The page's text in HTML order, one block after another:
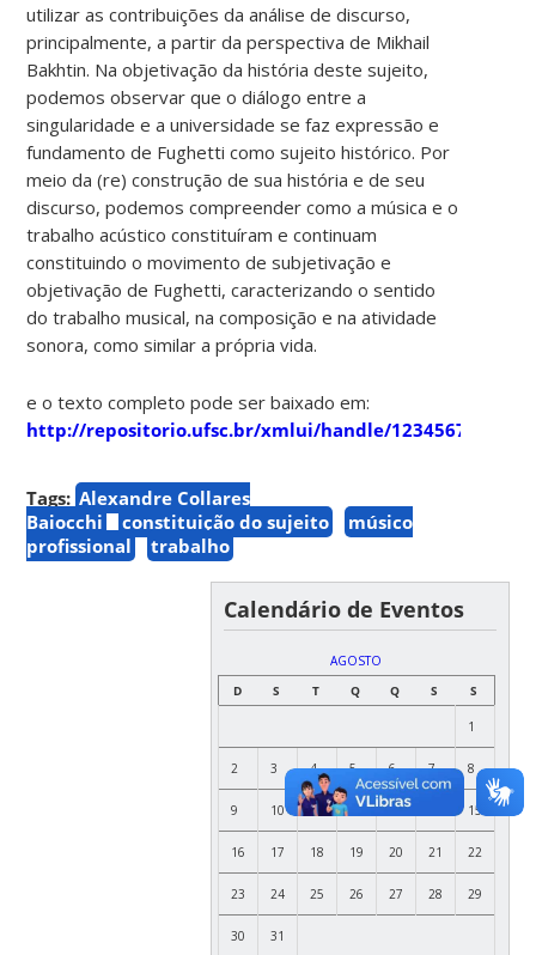
utilizar as contribuições da análise de discurso,
principalmente, a partir da perspectiva de Mikhail
Bakhtin. Na objetivação da história deste sujeito,
podemos observar que o diálogo entre a
singularidade e a universidade se faz expressão e
fundamento de Fughetti como sujeito histórico. Por
meio da (re) construção de sua história e de seu
discurso, podemos compreender como a música e o
trabalho acústico constituíram e continuam
constituindo o movimento de subjetivação e
objetivação de Fughetti, caracterizando o sentido
do trabalho musical, na composição e na atividade
sonora, como similar a própria vida.
e o texto completo pode ser baixado em:
http://repositorio.ufsc.br/xmlui/handle/123456789/
Tags: Alexandre Collares
Baiocchi
constituição do sujeito
músico
profissional
trabalho
Calendário de Eventos
AGOSTO
D
S T Q Q S S
1
2 3 4 5 6 7 8
9 10 11 12 13 15
16 17 18 19 20 21 22
23 24 25 26 27 28 29
30 31